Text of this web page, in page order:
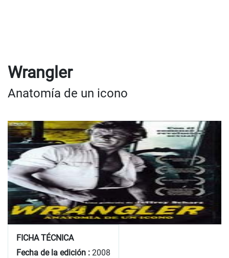
Wrangler
Anatomía de un icono
FICHA TÉCNICA
Fecha de la edición : 2008